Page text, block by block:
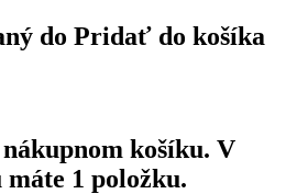
do Pridať do košíka
košíku. V
1 položku.